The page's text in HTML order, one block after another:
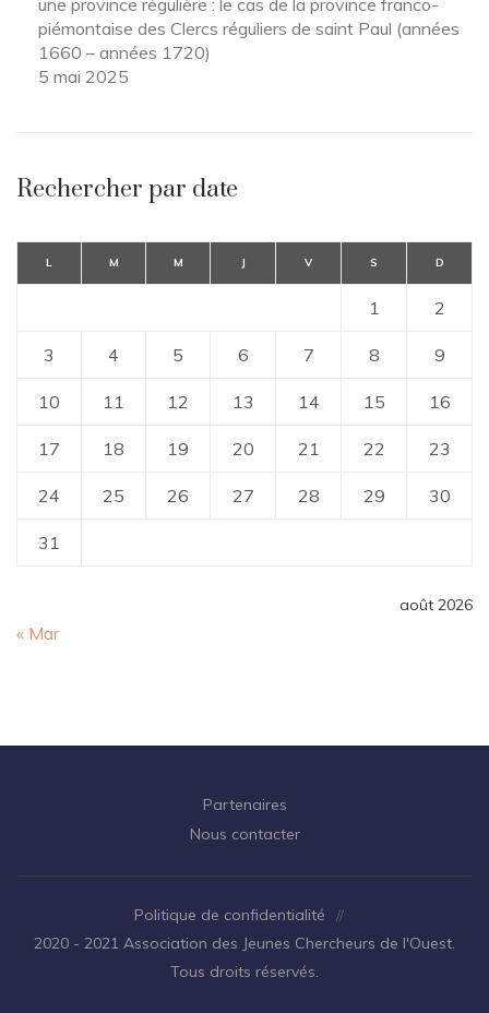
piémontaise des Clercs réguliers de saint Paul (années
1660 – années 1720)
5 mai 2025
Rechercher par date
août 2026
L M M J V S D
1 2
3 4 5 6 7 8 9
10 11 12 13 14 15 16
17 18 19 20 21 22 23
24 25 26 27 28 29 30
31
« Mar
Partenaires
Nous contacter
Politique de confidentialité
//
2020 - 2021 Association des Jeunes Chercheurs de l'Ouest.
Tous droits réservés.